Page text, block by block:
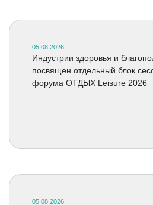
05.08.2026
Индустрии здоровья и
посвящен отдельный блок
форума ОТДЫХ Leisure 2026
05.08.2026